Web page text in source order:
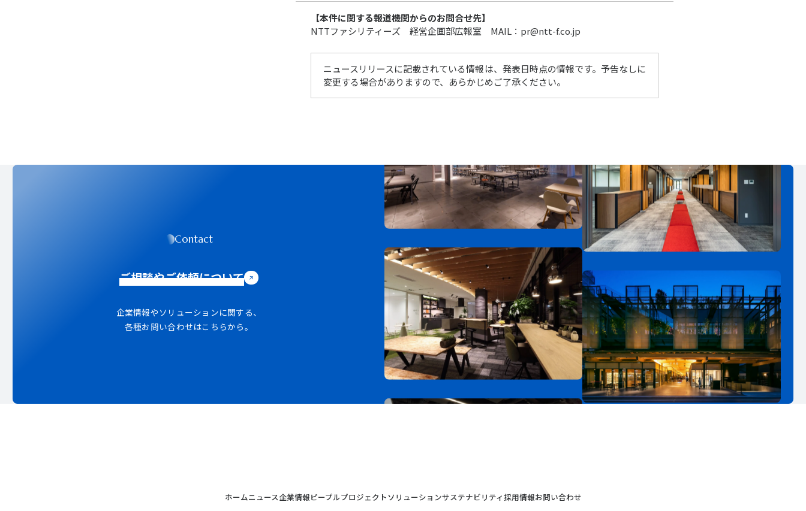
【本件に関する報道機関からのお問合せ先】
NTTファシリティーズ 経営企画部広報室 MAIL：pr@ntt-f.co.jp
ニュースリリースに記載されている情報は、発表日時点の情報です。予告なしに
変更する場合がありますので、あらかじめご了承ください。
Contact
ご相談やご依頼について
企業情報やソリューションに関する、
各種お問い合わせはこちらから。
ホームニュース企業情報ピープルプロジェクトソリューションサステナビリティ採用情報お問い合わせ